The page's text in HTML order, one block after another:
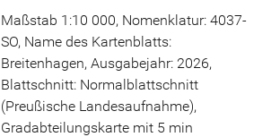
Maßstab 1:10 000, Nomenklatur: 4037-
SO, Name des Kartenblatts:
Breitenhagen, Ausgabejahr: 2026,
Blattschnitt: Normalblattschnitt
(Preußische Landesaufnahme),
Gradabteilungskarte mit 5 min